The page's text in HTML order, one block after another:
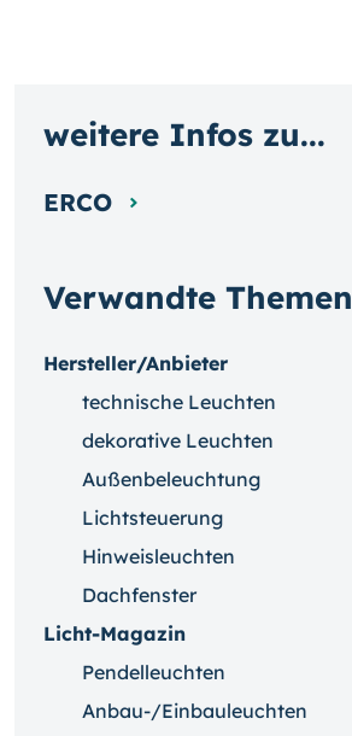
Verwandte Themen
Hersteller/Anbieter
technische Leuchten
dekorative Leuchten
Außenbeleuchtung
Lichtsteuerung
Hinweisleuchten
Dachfenster
Licht-Magazin
Pendelleuchten
Anbau-/Einbauleuchten
weitere Infos zu...
ERCO